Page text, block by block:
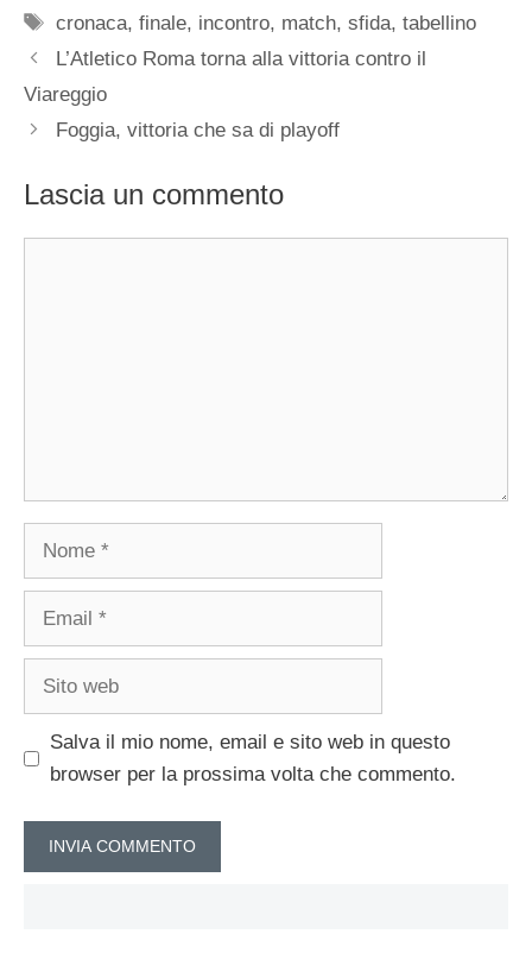
Tag
cronaca,finale, incontro, match,sfida,tabellino
L’Atletico Roma torna alla vittoria contro il
Viareggio
Foggia, vittoria che sa di playoff
Lascia un commento
Nome
Email
Sito
Salva il mio nome, email e sito web in questo
browser per la prossima volta che commento.